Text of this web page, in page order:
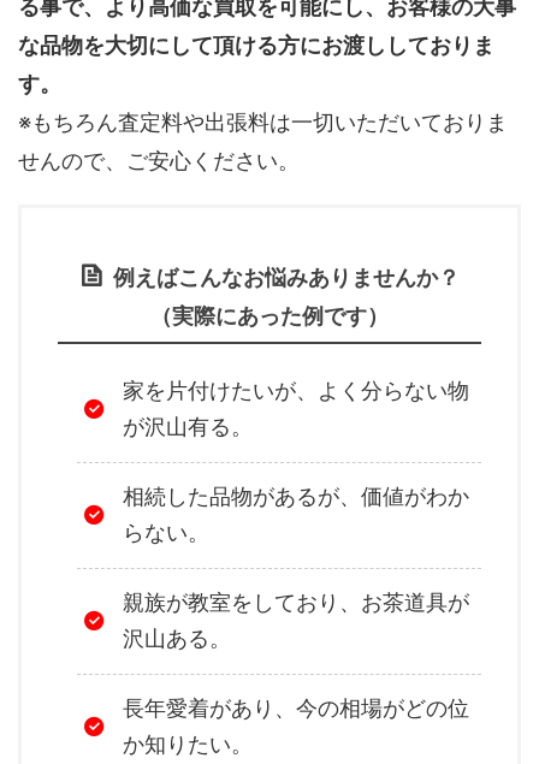
る事で、より高価な買取を可能にし、お客様の大事
な品物を大切にして頂ける方にお渡ししておりま
す。
※もちろん査定料や出張料は一切いただいておりま
せんので、ご安心ください。
例えばこんなお悩みありませんか？
（実際にあった例です）
家を片付けたいが、よく分らない物
が沢山有る。
相続した品物があるが、価値がわか
らない。
親族が教室をしており、お茶道具が
沢山ある。
長年愛着があり、今の相場がどの位
か知りたい。